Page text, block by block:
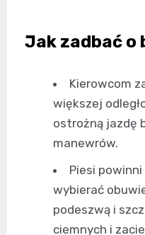
Jak zadbać o
Kierowcom
większej
ostrożną jazdę
manewrów.
Piesi
wybierać
podeszwą i
ciemnych i